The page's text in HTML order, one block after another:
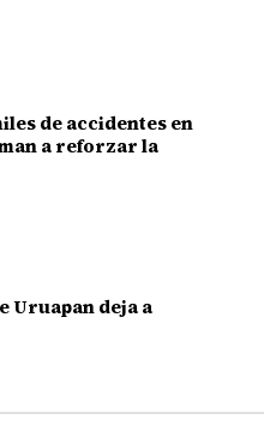
de accidentes en
a reforzar la
Uruapan deja a